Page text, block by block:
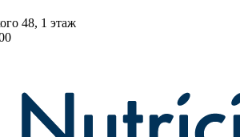
48, 1 этаж